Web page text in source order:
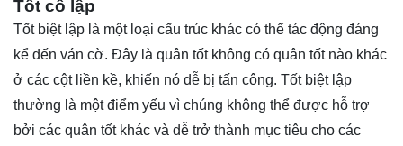
Tốt cô lập
Tốt biệt lập là một loại cấu trúc khác có thể tác động đáng
kể đến ván cờ. Đây là quân tốt không có quân tốt nào khác
ở các cột liền kề, khiến nó dễ bị tấn công. Tốt biệt lập
thường là một điểm yếu vì chúng không thể được hỗ trợ
bởi các quân tốt khác và dễ trở thành mục tiêu cho các